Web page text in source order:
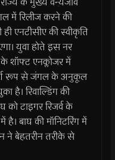
में रिलीज करने की
एनटीसीए की स्वीकृति
युवा होते इस नर
शॉफ्ट एनक्लोजर में
रूप से जंगल के अनुकूल
है। रिवाल्डिंग की
को टाइगर रिजर्व के
बाघ की मॉनिटरिंग में
ने बेहतरीन तरीके से